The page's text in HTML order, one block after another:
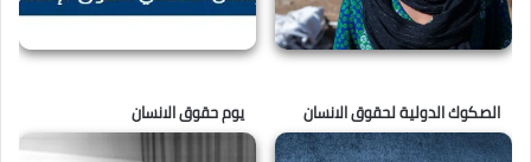
الصكوك الدولية لحقوق الانسان يوم حقوق الانسان